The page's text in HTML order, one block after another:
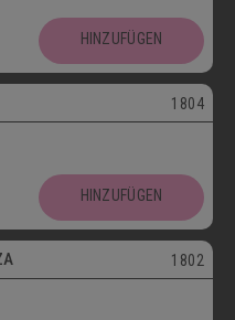
HINZUFÜGEN
1804
HINZUFÜGEN
1802